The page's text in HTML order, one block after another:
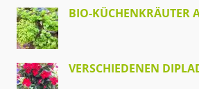
BIO-KÜCHENKRÄUTER
VERSCHIEDENEN